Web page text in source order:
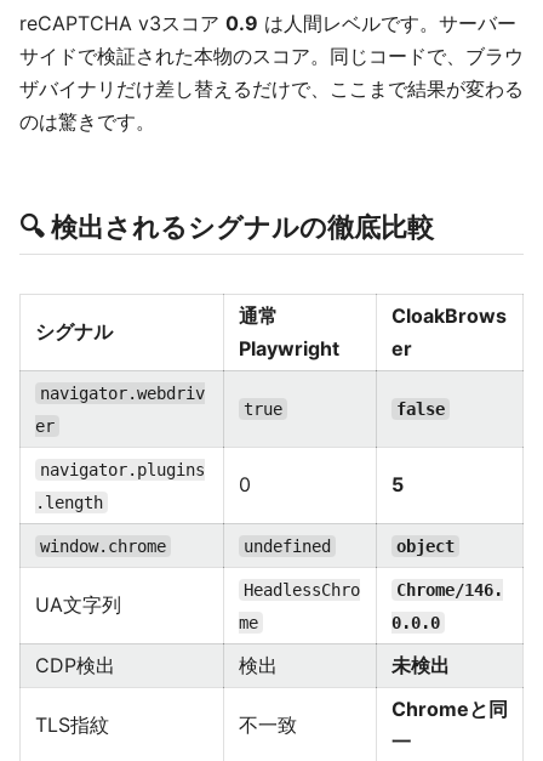
reCAPTCHA v3スコア 0.9 は人間レベルです。サーバー
サイドで検証された本物のスコア。同じコードで、ブラウ
ザバイナリだけ差し替えるだけで、ここまで結果が変わる
のは驚きです。
🔍 検出されるシグナルの徹底比較
シグナル
通常
Playwright
CloakBrows
er
navigator.webdriv
er
true false
navigator.plugins
.length
0 5
window.chrome undefined object
UA文字列
HeadlessChro
me
Chrome/146.
0.0.0
CDP検出 検出 未検出
TLS指紋 不一致
Chromeと同
一